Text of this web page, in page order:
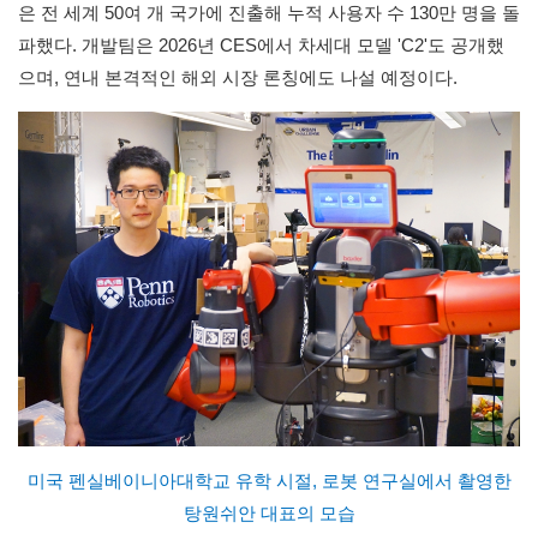
은 전 세계 50여 개 국가에 진출해 누적 사용자 수 130만 명을 돌
파했다. 개발팀은 2026년 CES에서 차세대 모델 'C2'도 공개했
으며, 연내 본격적인 해외 시장 론칭에도 나설 예정이다.
미국 펜실베이니아대학교 유학 시절, 로봇 연구실에서 촬영한
탕원쉬안 대표의 모습